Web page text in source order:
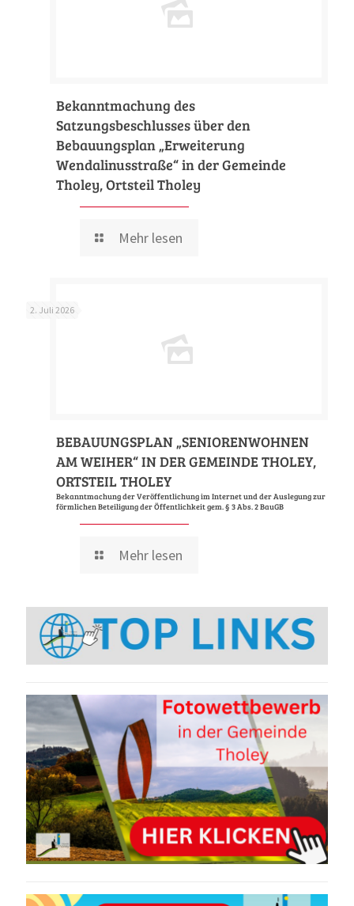
Bekanntmachung des
Satzungsbeschlusses über den
Bebauungsplan „Erweiterung
Wendalinusstraße“ in der Gemeinde
Tholey, Ortsteil Tholey
Mehr lesen
2. Juli 2026
BEBAUUNGSPLAN „SENIORENWOHNEN
AM WEIHER“ IN DER GEMEINDE THOLEY,
ORTSTEIL THOLEY
Bekanntmachung der Veröffentlichung im Internet und der Auslegung zur
förmlichen Beteiligung der Öffentlichkeit gem. § 3 Abs. 2 BauGB
Mehr lesen